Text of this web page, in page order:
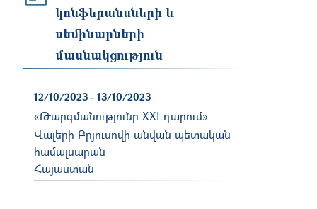
կոնֆերանսների և
սեմինարների
մասնակցություն
12/10/2023 - 13/10/2023
«Թարգմանությունը XXI դարում»
Վալերի Բրյուսովի անվան պետական
համալսարան
Հայաստան